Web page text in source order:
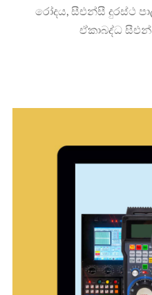
රෝදය, සීඑන්සී දුරස්ථ
ඒකාබද්ධ